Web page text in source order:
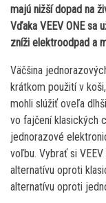
majú nižší dopad na
Vďaka VEEV ONE sa
zníži elektroodpad a
Väčšina
krátkom použití v
mohli slúžiť oveľa
vo fajčení klasických
jednorazové
voľbu. Vybrať si
alternatívu oproti
alternatívu oproti